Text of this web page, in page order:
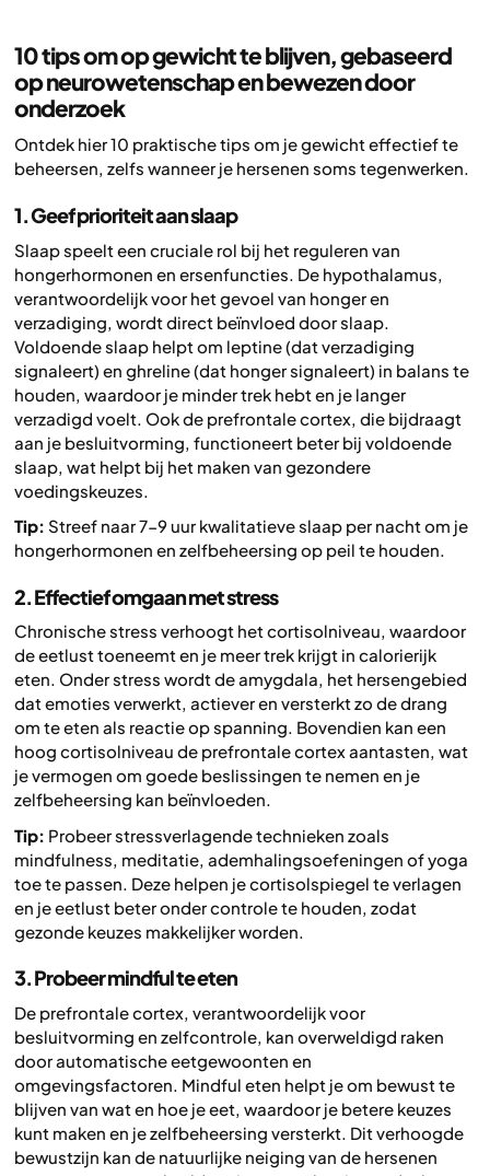
10 tips om op gewicht te blijven, gebaseerd
op neurowetenschap en bewezen door
onderzoek
Ontdek hier 10 praktische tips om je gewicht effectief te
beheersen, zelfs wanneer je hersenen soms tegenwerken.
1. Geef prioriteit aan slaap
Slaap speelt een cruciale rol bij het reguleren van
hongerhormonen en ersenfuncties. De hypothalamus,
verantwoordelijk voor het gevoel van honger en
verzadiging, wordt direct beïnvloed door slaap.
Voldoende slaap helpt om leptine (dat verzadiging
signaleert) en ghreline (dat honger signaleert) in balans te
houden, waardoor je minder trek hebt en je langer
verzadigd voelt. Ook de prefrontale cortex, die bijdraagt
aan je besluitvorming, functioneert beter bij voldoende
slaap, wat helpt bij het maken van gezondere
voedingskeuzes.
Tip: Streef naar 7-9 uur kwalitatieve slaap per nacht om je
hongerhormonen en zelfbeheersing op peil te houden.
2. Effectief omgaan met stress
Chronische stress verhoogt het cortisolniveau, waardoor
de eetlust toeneemt en je meer trek krijgt in calorierijk
eten. Onder stress wordt de amygdala, het hersengebied
dat emoties verwerkt, actiever en versterkt zo de drang
om te eten als reactie op spanning. Bovendien kan een
hoog cortisolniveau de prefrontale cortex aantasten, wat
je vermogen om goede beslissingen te nemen en je
zelfbeheersing kan beïnvloeden.
Tip: Probeer stressverlagende technieken zoals
mindfulness, meditatie, ademhalingsoefeningen of yoga
toe te passen. Deze helpen je cortisolspiegel te verlagen
en je eetlust beter onder controle te houden, zodat
gezonde keuzes makkelijker worden.
3. Probeer mindful te eten
De prefrontale cortex, verantwoordelijk voor
besluitvorming en zelfcontrole, kan overweldigd raken
door automatische eetgewoonten en
omgevingsfactoren. Mindful eten helpt je om bewust te
blijven van wat en hoe je eet, waardoor je betere keuzes
kunt maken en je zelfbeheersing versterkt. Dit verhoogde
bewustzijn kan de natuurlijke neiging van de hersenen